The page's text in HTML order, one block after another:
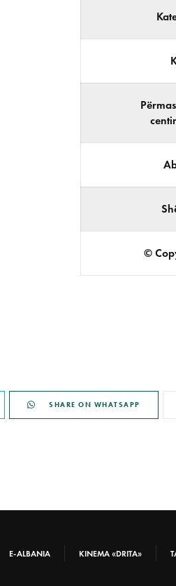
©
SHARE ON WHATSAPP
E-ALBANIA KINEMA «DRITA»